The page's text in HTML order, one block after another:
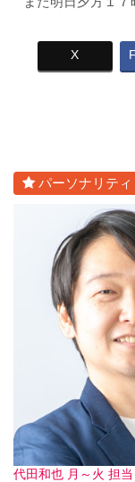
X
パーソナリティ
代田和也 月～火 担当